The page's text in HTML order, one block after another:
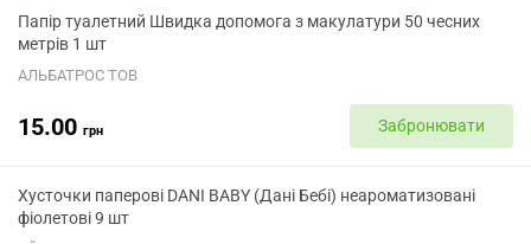
Папір туалетний Швидка допомога з макулатури 50 чесних
метрів 1 шт
АЛЬБАТРОС ТОВ
15.00 грн Забронювати
Хусточки паперові DANI BABY (Дані Бебі) неароматизовані
фіолетові 9 шт